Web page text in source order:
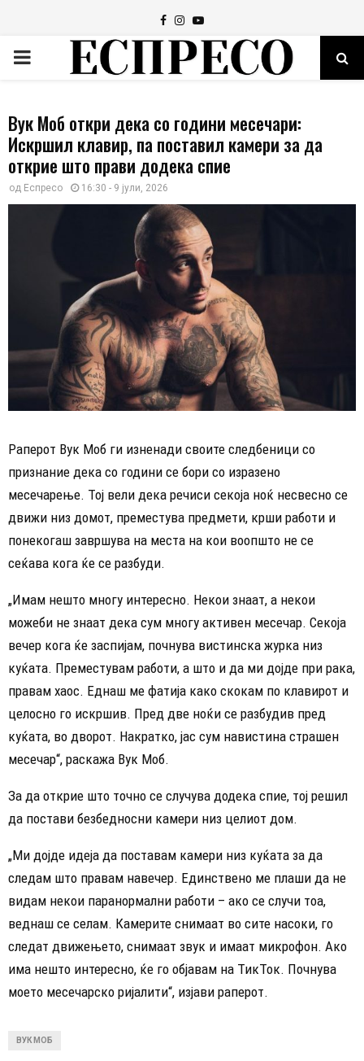
Facebook
Instagram
Youtube
PRIMARY
Вук Моб откри дека со години месечари:
Искршил клавир, па поставил камери за да
открие што прави додека спие
од Еспресо 16:30 - 9 јули, 2026
Раперот Вук Моб ги изненади своите следбеници со
признание дека со години се бори со изразено
месечарење. Тој вели дека речиси секоја ноќ несвесно се
движи низ домот, преместува предмети, крши работи и
понекогаш завршува на места на кои воопшто не се
сеќава кога ќе се разбуди.
„Имам нешто многу интересно. Некои знаат, а некои
можеби не знаат дека сум многу активен месечар. Секоја
вечер кога ќе заспијам, почнува вистинска журка низ
куќата. Преместувам работи, а што и да ми дојде при рака,
правам хаос. Еднаш ме фатија како скокам по клавирот и
целосно го искршив. Пред две ноќи се разбудив пред
куќата, во дворот. Накратко, јас сум навистина страшен
месечар“, раскажа Вук Моб.
За да открие што точно се случува додека спие, тој решил
да постави безбедносни камери низ целиот дом.
„Ми дојде идеја да поставам камери низ куќата за да
следам што правам навечер. Единствено ме плаши да не
видам некои паранормални работи – ако се случи тоа,
веднаш се селам. Камерите снимаат во сите насоки, го
следат движењето, снимаат звук и имаат микрофон. Ако
има нешто интересно, ќе го објавам на ТикТок. Почнува
моето месечарско ријалити“, изјави раперот.
ВУК МОБ